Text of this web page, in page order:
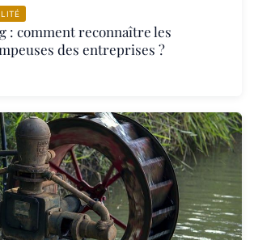
: comment reconnaître les
des entreprises ?